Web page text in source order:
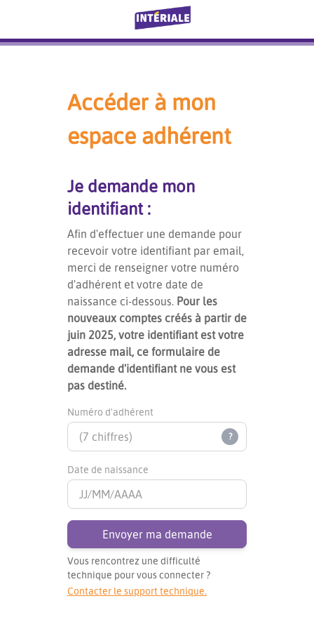
Accéder à mon
espace adhérent
Je demande mon
identifiant :
Afin d'effectuer une demande pour
recevoir votre identifiant par email,
merci de renseigner votre numéro
d'adhérent et votre date de
naissance ci-dessous. Pour les
nouveaux comptes créés à partir de
juin 2025, votre identifiant est votre
adresse mail, ce formulaire de
demande d'identifiant ne vous est
pas destiné.
Numéro d'adhérent
?
Date de naissance
Envoyer ma demande
Vous rencontrez une difficulté
technique pour vous connecter ?
Contacter le support technique.